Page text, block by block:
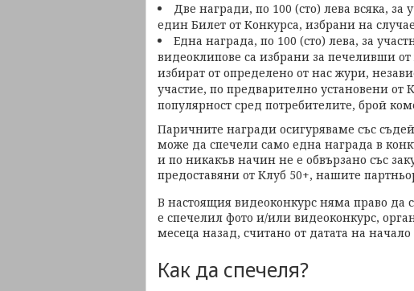
Две награди, по 100 (сто) лева всяка,
един Билет от Конкурса, избрани на
Една награда, по 100 (сто) лева, за
видеоклипове са избрани за печеливши
избират от определено от нас жури,
участие, по предварително установени от
популярност сред потребителите, брой
Паричните награди осигуряваме със
може да спечели само една награда в
и по никакъв начин не е обвързано със
предоставяни от Клуб 50+, нашите
В настоящия видеоконкурс няма право да
е спечелил фото и/или видеоконкурс,
месеца назад, считано от датата на
Как да спечеля?